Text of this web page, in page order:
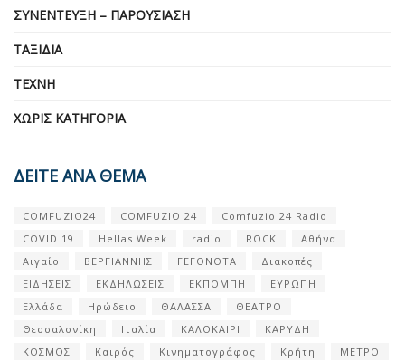
ΣΥΝΈΝΤΕΥΞΗ – ΠΑΡΟΥΣΊΑΣΗ
ΤΑΞΊΔΙΑ
ΤΈΧΝΗ
ΧΩΡΊΣ ΚΑΤΗΓΟΡΊΑ
ΔΕΙΤΕ ΑΝΑ ΘΕΜΑ
COMFUZIO24 COMFUZIO 24
Comfuzio 24 Radio
COVID 19
Hellas Week radio ROCK
Αθήνα
Αιγαίο
ΒΕΡΓΙΑΝΝΗΣ ΓΕΓΟΝΟΤΑ
Διακοπές
ΕΙΔΗΣΕΙΣ
ΕΚΔΗΛΩΣΕΙΣ ΕΚΠΟΜΠΗ
ΕΥΡΩΠΗ
Ελλάδα
Ηρώδειο ΘΑΛΑΣΣΑ
ΘΕΑΤΡΟ
Θεσσαλονίκη
Ιταλία ΚΑΛΟΚΑΙΡΙ
ΚΑΡΥΔΗ
ΚΟΣΜΟΣ
Καιρός Κινηματογράφος Κρήτη ΜΕΤΡΟ